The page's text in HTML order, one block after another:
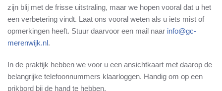
zijn blij met de frisse uitstraling, maar we hopen vooral dat u het
een verbetering vindt. Laat ons vooral weten als u iets mist of
opmerkingen heeft. Stuur daarvoor een mail naar info@gc-
merenwijk.nl.
In de praktijk hebben we voor u een ansichtkaart met daarop de
belangrijke telefoonnummers klaarloggen. Handig om op een
prikbord bij de hand te hebben.